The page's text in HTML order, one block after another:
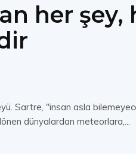
her şey,
Sartre, "insan asla
dünyalardan meteorlara,...